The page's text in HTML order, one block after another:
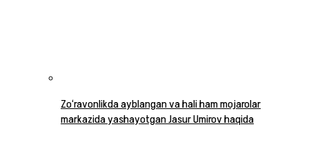
Zo‘ravonlikda ayblangan va hali ham mojarolar
markazida yashayotgan Jasur Umirov haqida